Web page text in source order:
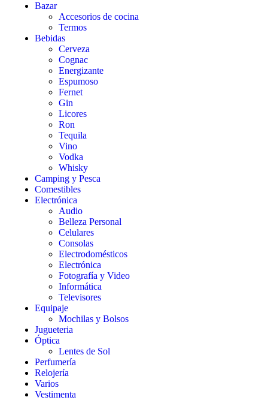
Bazar
Accesorios de cocina
Termos
Bebidas
Cerveza
Cognac
Energizante
Espumoso
Fernet
Gin
Licores
Ron
Tequila
Vino
Vodka
Whisky
Camping y Pesca
Comestibles
Electrónica
Audio
Belleza Personal
Celulares
Consolas
Electrodomésticos
Electrónica
Fotografía y Video
Informática
Televisores
Equipaje
Mochilas y Bolsos
Jugueteria
Óptica
Lentes de Sol
Perfumería
Relojería
Varios
Vestimenta